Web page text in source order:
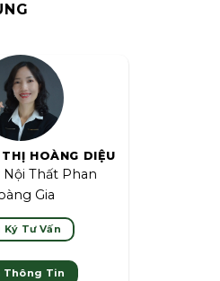
HOÀNG DIỆU
Nội Thất Phan
Gia
Tư Vấn
Thông Tin